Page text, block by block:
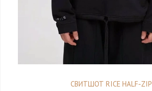
СВИТШОТ RICE HALF-ZIP